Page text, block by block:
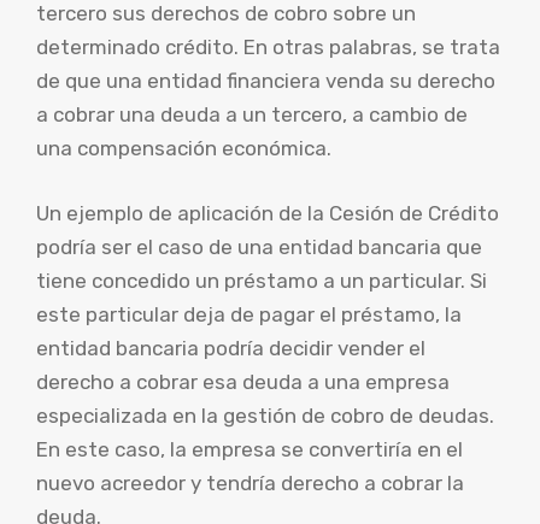
tercero sus derechos de cobro sobre un
determinado crédito. En otras palabras, se trata
de que una entidad financiera venda su derecho
a cobrar una deuda a un tercero, a cambio de
una compensación económica.
Un ejemplo de aplicación de la Cesión de Crédito
podría ser el caso de una entidad bancaria que
tiene concedido un préstamo a un particular. Si
este particular deja de pagar el préstamo, la
entidad bancaria podría decidir vender el
derecho a cobrar esa deuda a una empresa
especializada en la gestión de cobro de deudas.
En este caso, la empresa se convertiría en el
nuevo acreedor y tendría derecho a cobrar la
deuda.